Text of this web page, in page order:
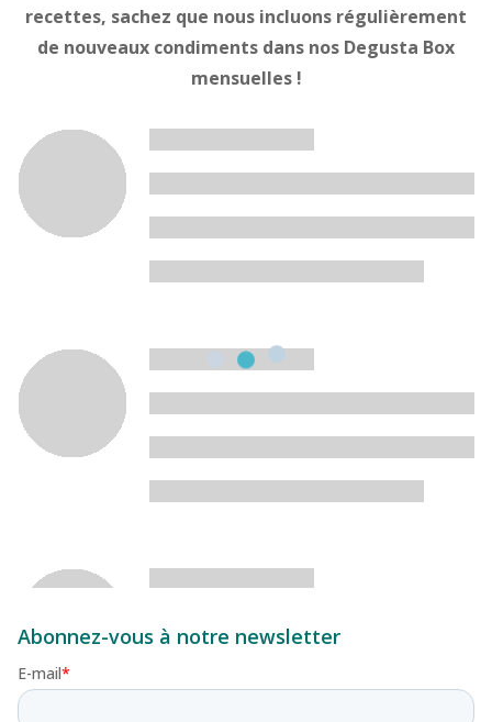
recettes, sachez que nous incluons régulièrement
de nouveaux condiments dans nos Degusta Box
mensuelles !
Abonnez-vous à notre newsletter